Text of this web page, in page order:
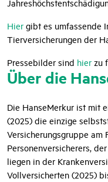
Hier gibt es umfassende
Tierversicherungen der
Pressebilder sind hier zu
Über die
Die HanseMerkur ist mit
(2025) die einzige
Versicherungsgruppe am
Personenversicherers,
liegen in der
Vollversicherten (2025)